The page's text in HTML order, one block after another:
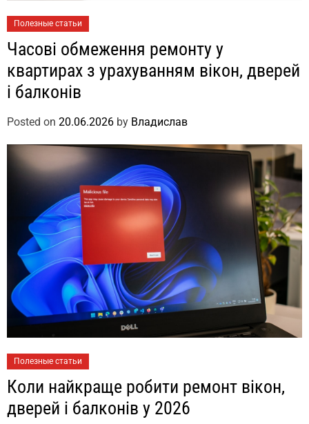
Полезные статьи
Часові обмеження ремонту у
квартирах з урахуванням вікон, дверей
і балконів
Posted on 20.06.2026 by Владислав
Полезные статьи
Коли найкраще робити ремонт вікон,
дверей і балконів у 2026